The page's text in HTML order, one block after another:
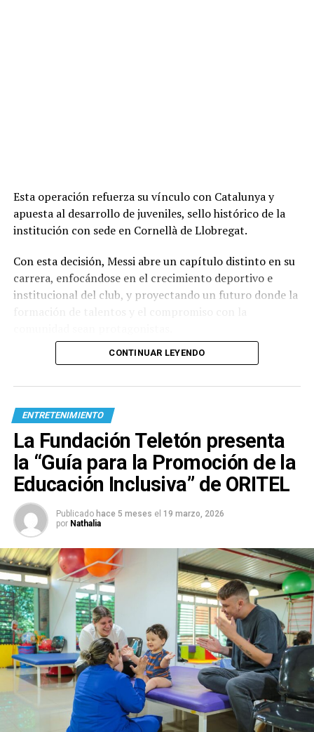
Esta operación refuerza su vínculo con Catalunya y
apuesta al desarrollo de juveniles, sello histórico de la
institución con sede en Cornellà de Llobregat.
Con esta decisión, Messi abre un capítulo distinto en su
carrera, enfocándose en el crecimiento deportivo e
institucional del club, y proyectando un futuro donde la
CONTINUAR LEYENDO
ENTRETENIMIENTO
La Fundación Teletón presenta
la “Guía para la Promoción de la
Educación Inclusiva” de ORITEL
Publicado hace 5 meses el 19 marzo, 2026
por Nathalia